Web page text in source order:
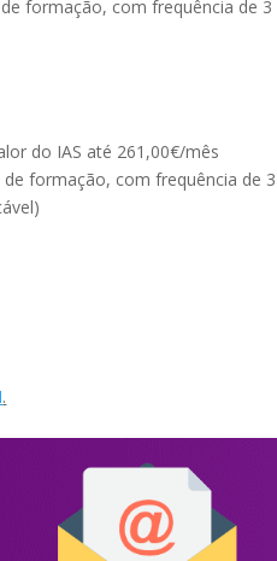
formação, com frequência de
do IAS até 261,00€/mês
formação, com frequência de
.